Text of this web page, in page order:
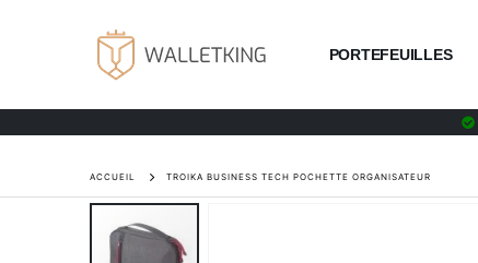
PORTEFEUILLES
ACCUEIL TROIKA BUSINESS TECH POCHETTE ORGANISATEUR
Skip
end